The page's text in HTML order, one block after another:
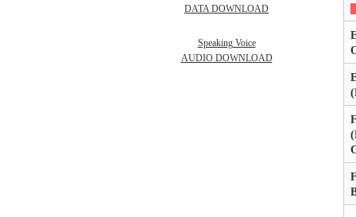
DATA DOWNLOAD
Speaking Voice
AUDIO DOWNLOAD